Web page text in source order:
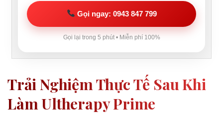
Gọi ngay: 0943 847 799
Gọi lại trong 5 phút • Miễn phí 100%
Trải Nghiệm Thực Tế Sau Khi
Làm Ultherapy Prime